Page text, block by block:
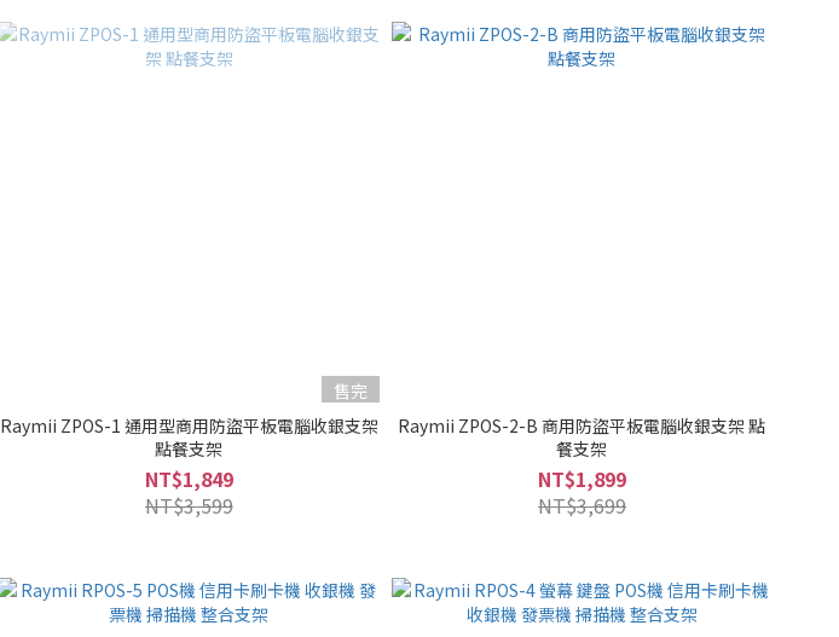
售完
Raymii ZPOS-1 通用型商用防盜平板電腦收銀支架
點餐支架
NT$1,849
NT$3,599
Raymii ZPOS-2-B 商用防盜平板電腦收銀支架 點
餐支架
NT$1,899
NT$3,699